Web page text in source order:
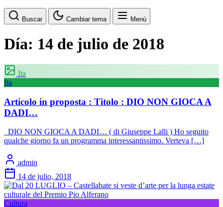
Buscar Cambiar tema Menú
Día: 14 de julio de 2018
Ita
Ita
Articolo in proposta : Titolo : DIO NON GIOCA A
DADI…
DIO NON GIOCA A DADI… ( di Giuseppe Lalli ) Ho seguito
qualche giorno fa un programma interessantissimo. Verteva […]
admin
14 de julio, 2018
Cultura